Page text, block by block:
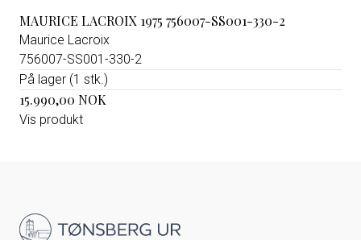
MAURICE LACROIX 1975 756007-SS001-330-2
Maurice Lacroix
756007-SS001-330-2
På lager (1 stk.)
15.990,00 NOK
Vis produkt